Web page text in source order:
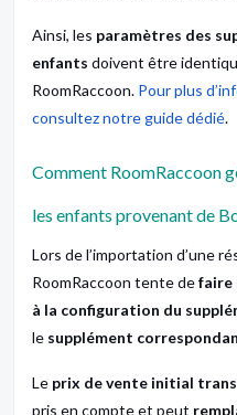
Ainsi, les paramètres des
enfants doivent être
RoomRaccoon. Pour plus
consultez notre guide dédié.
Comment RoomRaccoon
les enfants provenant de
Lors de l’importation d’une
RoomRaccoon tente defaire
à la configuration du
le supplément
Le prix de vente initial
pris en compte et peut